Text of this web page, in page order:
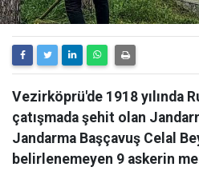
Vezirköprü'de 1918 yılında
çatışmada şehit olan
Jandarma Başçavuş Celal
belirlenemeyen 9 askerin